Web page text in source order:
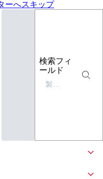
ーへスキップ
検索フィ
ールド